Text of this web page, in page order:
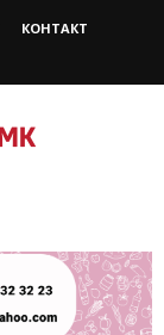
КОНТАКТ